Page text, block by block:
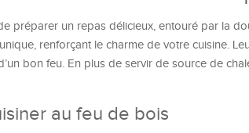
préparer un repas délicieux, entouré par la
renforçant le charme de votre cuisine.
bon feu. En plus de servir de source de
au feu de bois